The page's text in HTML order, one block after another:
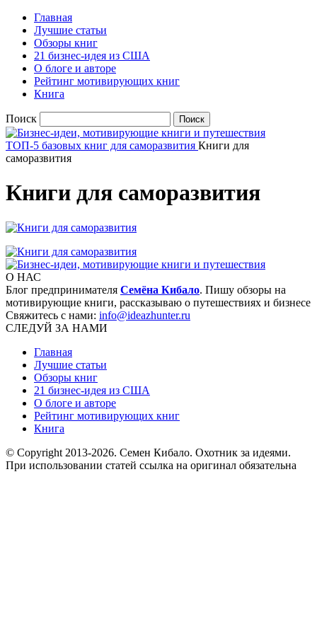
Главная
Лучшие статьи
Обзоры книг
21 бизнес-идея из США
О блоге и авторе
Рейтинг мотивирующих книг
Книга
Поиск
ТОП-5 базовых книг для саморазвития Книги для
саморазвития
Книги для саморазвития
О НАС
Блог предпринимателя Семёна Кибало. Пишу обзоры на
мотивирующие книги, рассказываю о путешествиях и бизнесе
Свяжитесь с нами: info@ideazhunter.ru
СЛЕДУЙ ЗА НАМИ
Главная
Лучшие статьи
Обзоры книг
21 бизнес-идея из США
О блоге и авторе
Рейтинг мотивирующих книг
Книга
© Copyright 2013-2026. Семен Кибало. Охотник за идеями.
При использовании статей ссылка на оригинал обязательна